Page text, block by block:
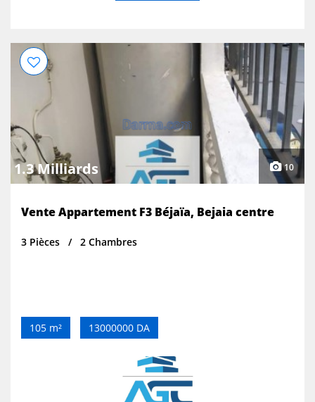
1.3 Milliards 10
Vente Appartement F3 Béjaïa, Bejaia centre
3 Pièces 2 Chambres
105 m² 13000000 DA